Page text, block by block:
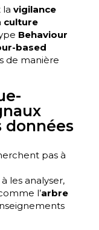
la vigilance
culture
Behaviour
based
de manière
données
pas à
les analyser,
l’arbre